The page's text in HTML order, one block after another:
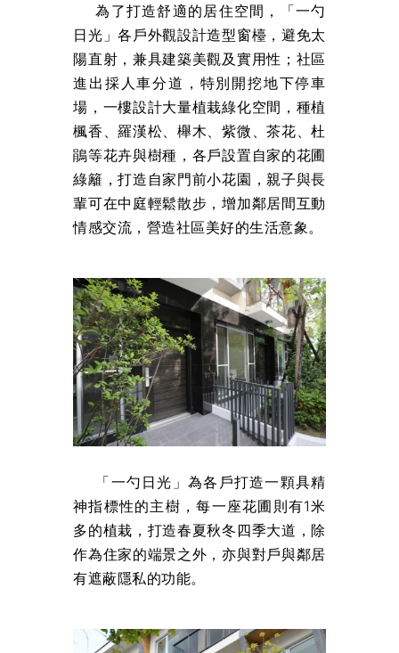
為了打造舒適的居住空間，「一勺
日光」各戶外觀設計造型窗檯，避免太
陽直射，兼具建築美觀及實用性；社區
進出採人車分道，特別開挖地下停車
場，一樓設計大量植栽綠化空間，種植
楓香、羅漢松、櫸木、紫微、茶花、杜
鵑等花卉與樹種，各戶設置自家的花圃
綠籬，打造自家門前小花園，親子與長
輩可在中庭輕鬆散步，增加鄰居間互動
情感交流，營造社區美好的生活意象。
「一勺日光」為各戶打造一顆具精
神指標性的主樹，每一座花圃則有1米
多的植栽，打造春夏秋冬四季大道，除
作為住家的端景之外，亦與對戶與鄰居
有遮蔽隱私的功能。